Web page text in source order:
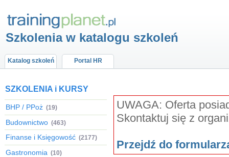
Szkolenia w katalogu szkoleń
Katalog szkoleń Portal HR
SZKOLENIA i KURSY
BHP / PPoż (19)
Budownictwo (463)
Finanse i Księgowość (2177)
Gastronomia (10)
UWAGA: Oferta
Skontaktuj się z
Przejdź do